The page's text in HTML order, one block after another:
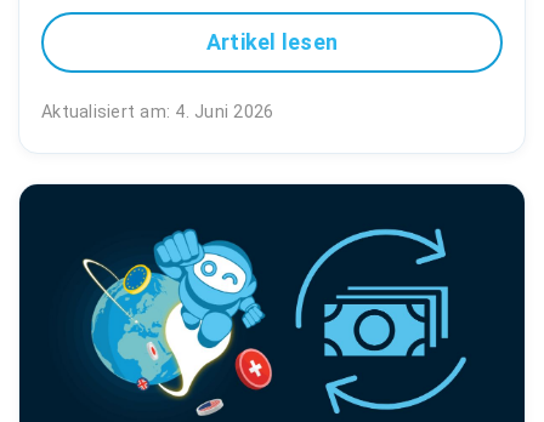
Artikel lesen
Aktualisiert am: 4. Juni 2026